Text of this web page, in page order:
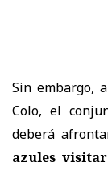
Sin embargo,
Colo, el
deberá
azules